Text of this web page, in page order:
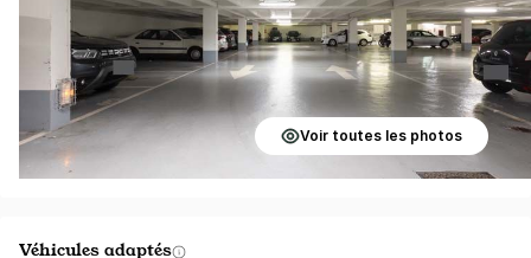
Voir toutes les photos
Véhicules adaptés